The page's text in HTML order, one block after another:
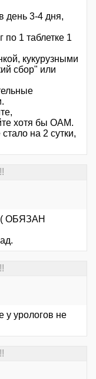
день 3-4 дня,
1 таблетке 1
кукурузными
сбор" или
хотя бы ОАМ.
на 2 сутки,
( ОБЯЗАН
у урологов не